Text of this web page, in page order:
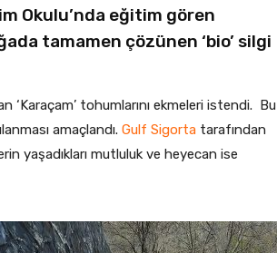
Okulu’nda eğitim gören
tamamen çözünen ‘bio’ silgi
‘Karaçam’ tohumlarını ekmeleri istendi. Bu
amaçlandı. Gulf Sigorta tarafından
yaşadıkları mutluluk ve heyecan ise